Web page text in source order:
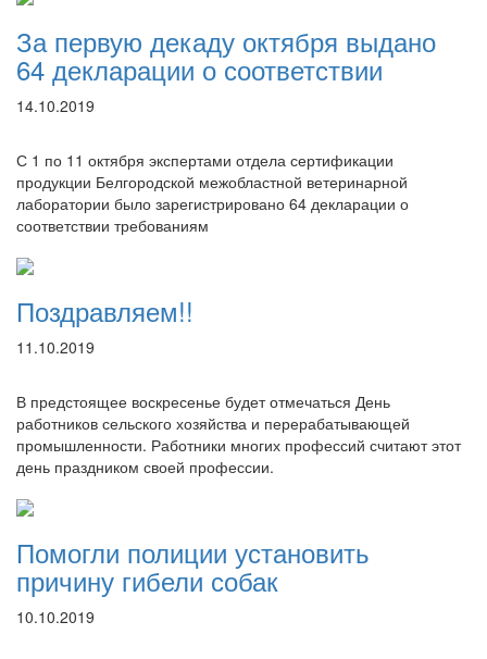
За первую декаду октября выдано
64 декларации о соответствии
14.10.2019
С 1 по 11 октября экспертами отдела сертификации
продукции Белгородской межобластной ветеринарной
лаборатории было зарегистрировано 64 декларации о
соответствии требованиям
Поздравляем!!
11.10.2019
В предстоящее воскресенье будет отмечаться День
работников сельского хозяйства и перерабатывающей
промышленности. Работники многих профессий считают этот
день праздником своей профессии.
Помогли полиции установить
причину гибели собак
10.10.2019